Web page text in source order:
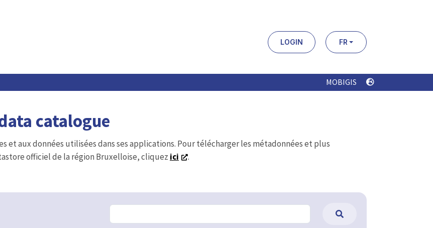
LOGIN FR
MOBIGIS
catalogue
et aux données utilisées dans ses applications. Pour télécharger les métadonnées et plus
officiel de la région Bruxelloise, cliquez ici .